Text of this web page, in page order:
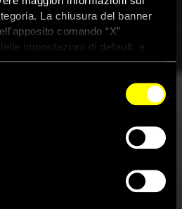
La chiusura del banner
comando “X”
impostazioni di default, e
della navigazione con i cookie
su decine di